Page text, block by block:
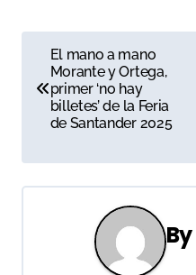
a
e
g
El mano a mano
Morante y Ortega,
primer ‘no hay
billetes’ de la Feria
de Santander 2025
By